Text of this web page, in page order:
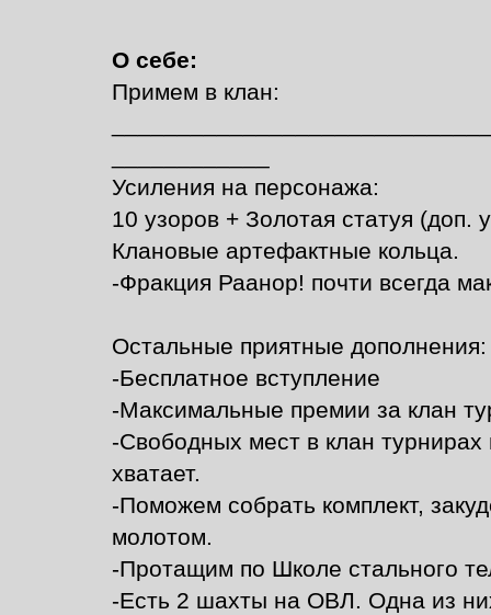
О себе:
Примем в клан:
Усиления на персонажа:
10 узоров + Золотая статуя (доп.
Клановые артефактные кольца.
-Фракция Раанор! почти всегда
Остальные приятные дополнения:
-Бесплатное вступление
-Максимальные премии за клан
-Свободных мест в клан турнирах
хватает.
-Поможем собрать комплект,
молотом.
-Протащим по Школе стального
-Есть 2 шахты на ОВЛ. Одна из